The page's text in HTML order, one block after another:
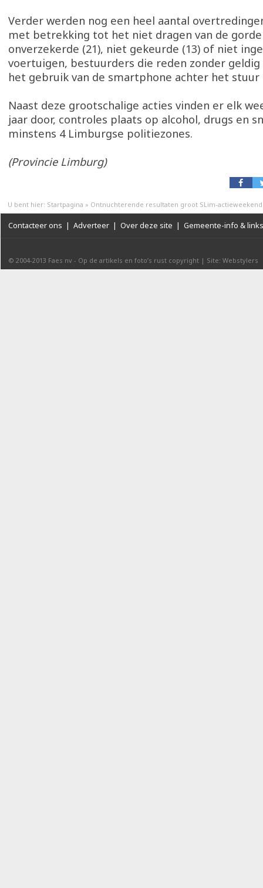
Verder werden nog een heel aantal
met betrekking tot het niet dragen van de
onverzekerde (21), niet gekeurde (13) of niet
voertuigen, bestuurders die reden zonder geldig
het gebruik van de smartphone achter het stuur
Naast deze grootschalige acties vinden er elk
jaar door, controles plaats op alcohol, drugs en
minstens 4 Limburgse politiezones.
(Provincie Limburg)
U bent hier: Startpagina » Ontnuchterende resultaten groot SLim-actieweekend
Contacteer ons | Adverteer | Over deze site | Gemeente-info & links
© 2004-2013 Faes nv - Op de artikels en foto’s rust copyright | Site: Webstylers